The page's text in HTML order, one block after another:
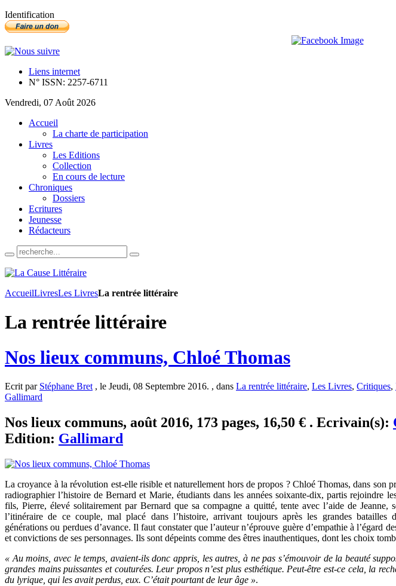
Identification
Liens internet
N° ISSN: 2257-6711
Vendredi, 07 Août 2026
Accueil
La charte de participation
Livres
Les Editions
Collection
En cours de lecture
Chroniques
Dossiers
Ecritures
Jeunesse
Rédacteurs
AccueilLivresLes LivresLa rentrée littéraire
La rentrée littéraire
Nos lieux communs, Chloé Thomas
Ecrit par Stéphane Bret , le Jeudi, 08 Septembre 2016. , dans La rentrée littéraire, Les Livres, Critiques,
Gallimard
Nos lieux communs, août 2016, 173 pages, 16,50 € . Ecrivain(s):
Edition: Gallimard
La croyance à la révolution est-elle risible et naturellement hors de propos ? Chloé Thomas, dans son
radiographier l’histoire de Bernard et Marie, étudiants dans les années soixante-dix, partis rejoindre
fils, Pierre, élevé solitairement par Bernard que sa compagne a quitté, tente avec l’aide de Jeanne,
l’itinéraire de ce couple, mal placé dans l’histoire, arrivant toujours après les grandes batailles
générations ou perdues d’avance. Il faut constater que l’auteur n’éprouve guère d’empathie à l’égard
et convictions de ses personnages. Ils sont dépeints comme des êtres inauthentiques, dont les choix
« Au moins, avec le temps, avaient-ils donc appris, les autres, à ne pas s’émouvoir de la beauté
grandes mains puissantes et couturées. Leur propos n’est plus esthétique. Peut-être est-ce cela, la
du lyrique, qui les avait perdus, eux. C’était pourtant de leur âge ».